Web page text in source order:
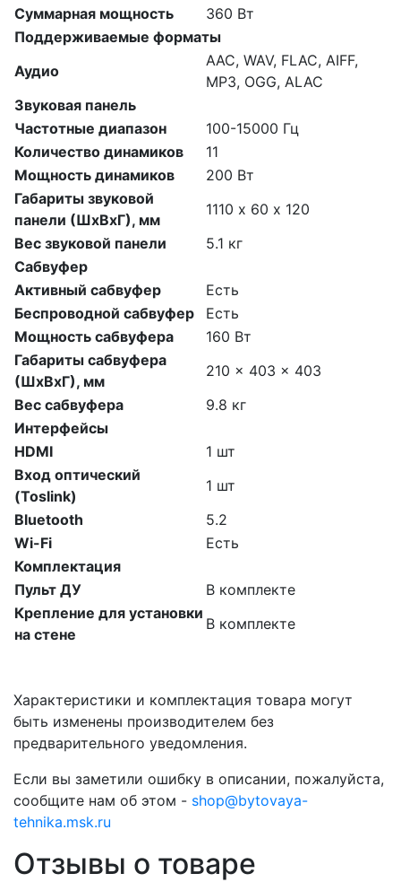
Суммарная мощность
360 Вт
Поддерживаемые форматы
Аудио
AAC, WAV, FLAC, AIFF,
MP3, OGG, ALAC
Звуковая панель
Частотные диапазон
100-15000 Гц
Количество динамиков
11
Мощность динамиков
200 Вт
Габариты звуковой
панели (ШхВхГ), мм
1110 х 60 х 120
Вес звуковой панели
5.1 кг
Сабвуфер
Активный сабвуфер
Есть
Беспроводной сабвуфер
Есть
Мощность сабвуфера
160 Вт
Габариты сабвуфера
(ШхВхГ), мм
210 x 403 x 403
Вес сабвуфера
9.8 кг
Интерфейсы
HDMI
1 шт
Вход оптический
(Toslink)
1 шт
Bluetooth
5.2
Wi-Fi
Есть
Комплектация
Пульт ДУ
В комплекте
Крепление для установки
на стене
В комплекте
Характеристики и комплектация товара могут
быть изменены производителем без
предварительного уведомления.
Если вы заметили ошибку в описании, пожалуйста,
сообщите нам об этом - shop@bytovaya-
tehnika.msk.ru
Отзывы о товаре